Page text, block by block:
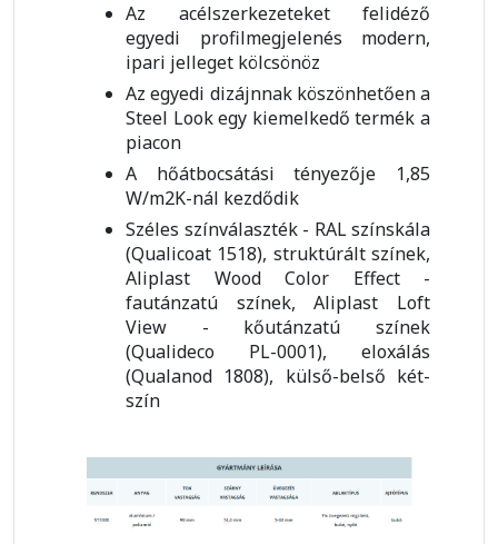
Az acélszerkezeteket felidéző
egyedi profilmegjelenés modern,
ipari jelleget kölcsönöz
Az egyedi dizájnnak köszönhetően a
Steel Look egy kiemelkedő termék a
piacon
A hőátbocsátási tényezője 1,85
W/m2K-nál kezdődik
Széles színválaszték - RAL színskála
(Qualicoat 1518), struktúrált színek,
Aliplast Wood Color Effect -
fautánzatú színek, Aliplast Loft
View - kőutánzatú színek
(Qualideco PL-0001), eloxálás
(Qualanod 1808), külső-belső két-
szín